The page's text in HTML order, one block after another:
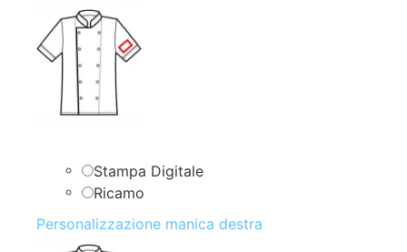
Stampa Digitale
Ricamo
Personalizzazione manica destra